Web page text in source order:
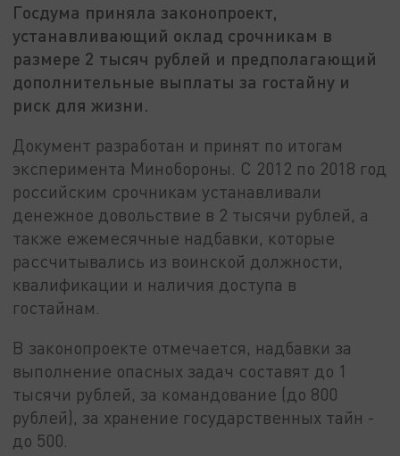
Госдума приняла законопроект,
устанавливающий оклад срочникам в
размере 2 тысяч рублей и предполагающий
дополнительные выплаты за гостайну и
риск для жизни.
Документ разработан и принят по итогам
эксперимента Минобороны. С 2012 по 2018 год
российским срочникам устанавливали
денежное довольствие в 2 тысячи рублей, а
также ежемесячные надбавки, которые
рассчитывались из воинской должности,
квалификации и наличия доступа в
гостайнам.
В законопроекте отмечается, надбавки за
выполнение опасных задач составят до 1
тысячи рублей, за командование (до 800
рублей), за хранение государственных тайн -
до 500.